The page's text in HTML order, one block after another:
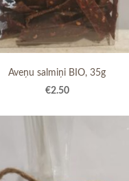
Aveņu salmiņi BIO, 35g
€2.50